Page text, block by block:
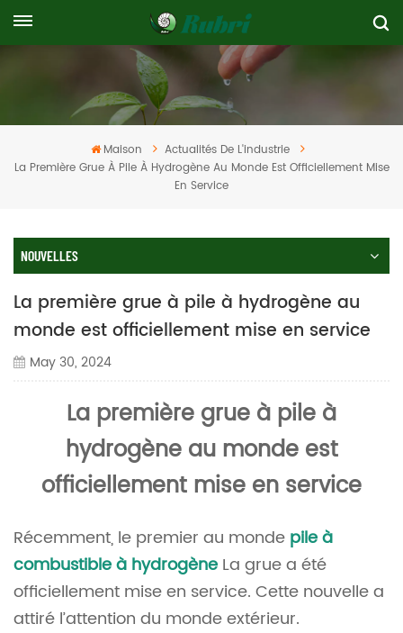
Maison
Actualités De L'industrie
La Première Grue À Pile À Hydrogène Au Monde Est Officiellement Mise
En Service
NOUVELLES
La première grue à pile à hydrogène au
monde est officiellement mise en service
May 30, 2024
La première grue à pile à
hydrogène au monde est
officiellement mise en service
Récemment, le premier au monde pile à
combustible à hydrogène La grue a été
officiellement mise en service. Cette nouvelle a
attiré l’attention du monde extérieur.